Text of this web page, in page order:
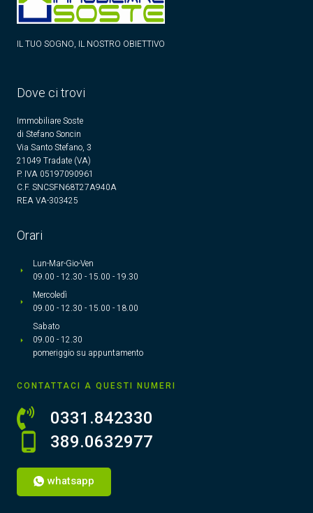
IL TUO SOGNO, IL NOSTRO OBIETTIVO
Dove ci trovi
Immobiliare Soste
di Stefano Soncin
Via Santo Stefano, 3
21049 Tradate (VA)
P. IVA 05197090961
C.F. SNCSFN68T27A940A
REA VA-303425
Orari
Lun-Mar-Gio-Ven
09.00 - 12.30 - 15.00 - 19.30
Mercoledì
09.00 - 12.30 - 15.00 - 18.00
Sabato
09.00 - 12.30
pomeriggio su appuntamento
CONTATTACI A QUESTI NUMERI
0331.842330
389.0632977
whatsapp